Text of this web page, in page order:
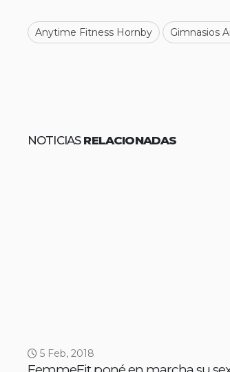
Anytime Fitness Hornby Gimnasios
NOTICIAS RELACIONADAS
5 Feb, 2018